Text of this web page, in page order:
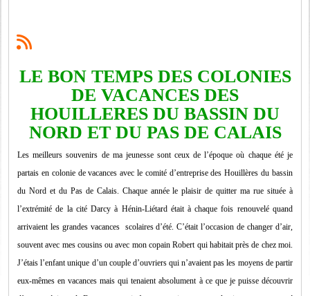
LE BON TEMPS DES COLONIES
DE VACANCES DES
HOUILLERES DU BASSIN DU
NORD ET DU PAS DE CALAIS
Les meilleurs souvenirs de ma jeunesse sont ceux de l’époque où chaque été je
partais en colonie de vacances avec le comité d’entreprise des Houillères du bassin
du Nord et du Pas de Calais. Chaque année le plaisir de quitter ma rue située à
l’extrémité de la cité Darcy à Hénin-Liétard était à chaque fois renouvelé quand
arrivaient les grandes vacances scolaires d’été. C’était l’occasion de changer d’air,
souvent avec mes cousins ou avec mon copain Robert qui habitait près de chez moi.
J’étais l’enfant unique d’un couple d’ouvriers qui n’avaient pas les moyens de partir
eux-mêmes en vacances mais qui tenaient absolument à ce que je puisse découvrir